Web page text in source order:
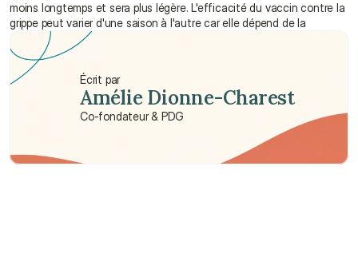
moins longtemps et sera plus légère. L'efficacité du vaccin contre la
grippe peut varier d'une saison à l'autre car elle dépend de la
Écrit par
Amélie Dionne-Charest
Co-fondateur & PDG